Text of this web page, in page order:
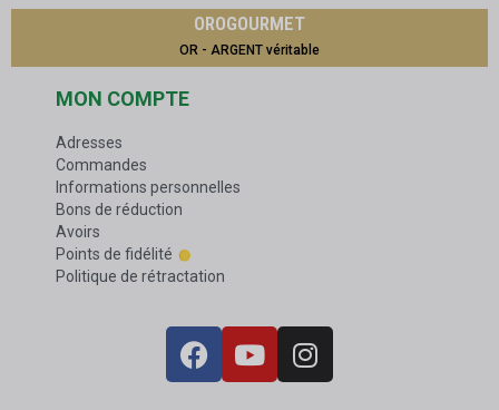
OROGOURMET
OR - ARGENT véritable
MON COMPTE
Adresses
Commandes
Informations personnelles
Bons de réduction
Avoirs
Points de fidélité
Politique de rétractation